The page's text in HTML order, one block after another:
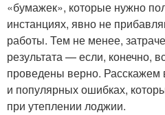
«бумажек», которые нужно
инстанциях, явно не
работы. Тем не менее,
результата — если, конечно,
проведены верно.
и популярных ошибках,
при утеплении лоджии.